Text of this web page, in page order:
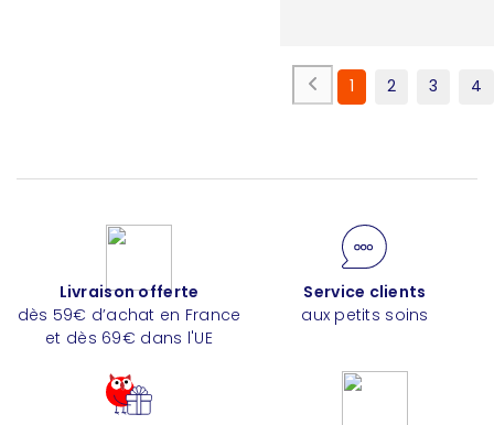
1 2 3 4
Livraison offerte
dès 59€ d’achat en France
et dès 69€ dans l'UE
Service clients
aux petits soins